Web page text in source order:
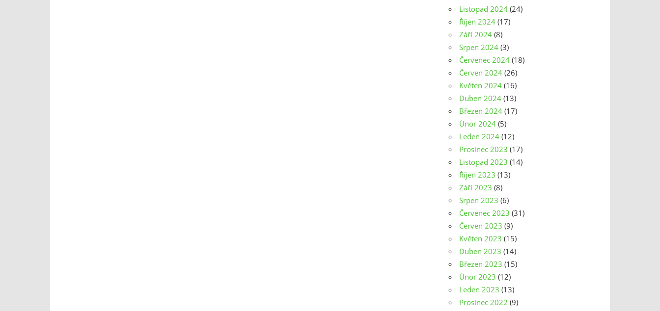
Listopad 2024 (24)
Říjen 2024 (17)
Září 2024 (8)
Srpen 2024 (3)
Červenec 2024 (18)
Červen 2024 (26)
Květen 2024 (16)
Duben 2024 (13)
Březen 2024 (17)
Únor 2024 (5)
Leden 2024 (12)
Prosinec 2023 (17)
Listopad 2023 (14)
Říjen 2023 (13)
Září 2023 (8)
Srpen 2023 (6)
Červenec 2023 (31)
Červen 2023 (9)
Květen 2023 (15)
Duben 2023 (14)
Březen 2023 (15)
Únor 2023 (12)
Leden 2023 (13)
Prosinec 2022 (9)